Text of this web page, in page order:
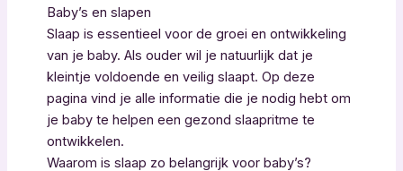
Baby’s en slapen
Slaap is essentieel voor de groei en ontwikkeling
van je baby. Als ouder wil je natuurlijk dat je
kleintje voldoende en veilig slaapt. Op deze
pagina vind je alle informatie die je nodig hebt om
je baby te helpen een gezond slaapritme te
ontwikkelen.
Waarom is slaap zo belangrijk voor baby’s?